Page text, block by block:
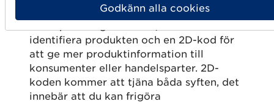
Idag finns det ofta flera streckkoder på
identifiera produkten och en 2D-kod för
att ge mer produktinformation till
konsumenter eller handelsparter. 2D-
koden kommer att tjäna båda syften, det
innebär att du kan frigöra
Godkänn alla cookies